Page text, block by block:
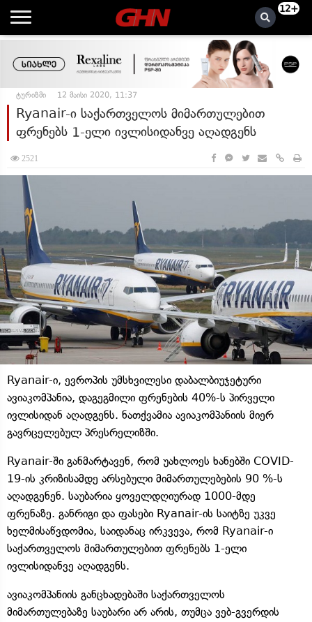
12+
ტურიზმი 12 მაისი 2020, 11:37
Ryanair-ი საქართველოს მიმართულებით
ფრენებს 1-ელი ივლისიდანვე აღადგენს
2521
Ryanair-ი, ევროპის უმსხვილესი დაბალბიუჯეტური
ავიაკომპანია, დაგეგმილი ფრენების 40%-ს პირველი
ივლისიდან აღადგენს. ნათქვამია ავიაკომპანიის მიერ
გავრცელებულ პრესრელიზში.
Ryanair-ში განმარტავენ, რომ უახლოეს ხანებში COVID-
19-ის კრიზისამდე არსებული მიმართულებების 90 %-ს
აღადგენენ. საუბარია ყოველდღიურად 1000-მდე
ფრენაზე. განრიგი და ფასები Ryanair-ის საიტზე უკვე
ხელმისაწვდომია, საიდანაც ირკვევა, რომ Ryanair-ი
საქართველოს მიმართულებით ფრენებს 1-ელი
ივლისიდანვე აღადგენს.
ავიაკომპანიის განცხადებაში საქართველოს
მიმართულებაზე საუბარი არ არის, თუმცა ვებ-გვერდის